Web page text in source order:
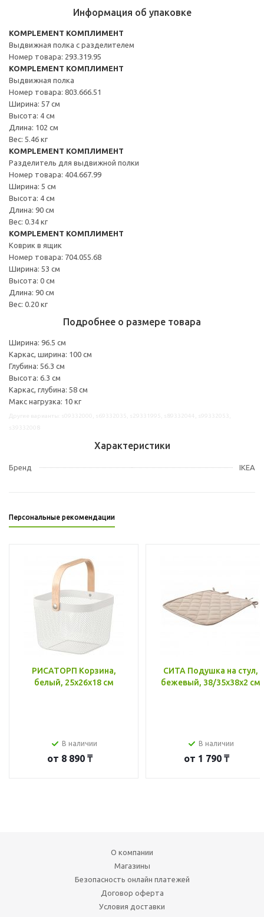
Информация об упаковке
KOMPLEMENT КОМПЛИМЕНТ
Выдвижная полка с разделителем
Номер товара: 293.319.95
KOMPLEMENT КОМПЛИМЕНТ
Выдвижная полка
Номер товара: 803.666.51
Ширина: 57 см
Высота: 4 см
Длина: 102 см
Вес: 5.46 кг
KOMPLEMENT КОМПЛИМЕНТ
Разделитель для выдвижной полки
Номер товара: 404.667.99
Ширина: 5 см
Высота: 4 см
Длина: 90 см
Вес: 0.34 кг
KOMPLEMENT КОМПЛИМЕНТ
Коврик в ящик
Номер товара: 704.055.68
Ширина: 53 см
Высота: 0 см
Длина: 90 см
Вес: 0.20 кг
Подробнее о размере товара
Ширина: 96.5 см
Каркас, ширина: 100 см
Глубина: 56.3 см
Высота: 6.3 см
Каркас, глубина: 58 см
Макс нагрузка: 10 кг
Характеристики
Бренд IKEA
Персональные рекомендации
РИСАТОРП Корзина,
белый, 25x26x18 см
В наличии
от 8 890 ₸
СИТА Подушка на стул,
бежевый, 38/35x38x2 см
В наличии
от 1 790 ₸
О компании
Магазины
Безопасность онлайн платежей
Договор оферта
Условия доставки